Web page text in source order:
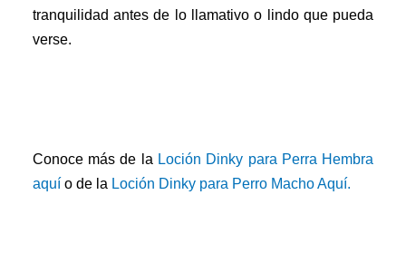
tranquilidad antes de lo llamativo o lindo que pueda
verse.
Conoce más de la Loción Dinky para Perra Hembra
aquí o de la Loción Dinkypara Perro Macho Aquí.